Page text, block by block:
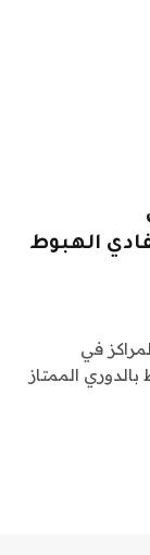
الهبوط
في
الممتاز